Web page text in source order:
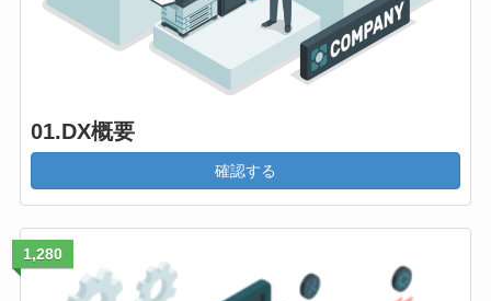
01.DX概要
確認する
1,280